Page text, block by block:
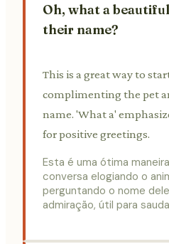
Oh, what a
their name?
This is a great way to
complimenting the pet
name. 'What a'
for positive greetings.
Esta é uma ótima
conversa elogiando o
perguntando o nome
admiração, útil para